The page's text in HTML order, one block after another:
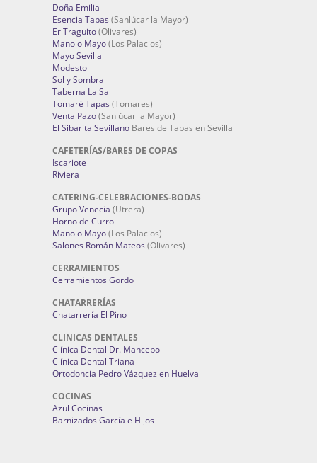
Doña Emilia
Esencia Tapas (Sanlúcar la Mayor)
Er Traguito(Olivares)
Manolo Mayo(Los Palacios)
Mayo Sevilla
Modesto
Sol y Sombra
Taberna La Sal
Tomaré Tapas (Tomares)
Venta Pazo(Sanlúcar la Mayor)
El Sibarita Sevillano Bares de Tapas en Sevilla
CAFETERÍAS/BARES DE COPAS
Iscariote
Riviera
CATERING-CELEBRACIONES-BODAS
Grupo Venecia (Utrera)
Horno de Curro
Manolo Mayo(Los Palacios)
Salones Román Mateos (Olivares)
CERRAMIENTOS
Cerramientos Gordo
CHATARRERÍAS
Chatarrería El Pino
CLINICAS DENTALES
Clínica Dental Dr. Mancebo
Clínica Dental Triana
Ortodoncia Pedro Vázquez en Huelva
COCINAS
Azul Cocinas
Barnizados García e Hijos